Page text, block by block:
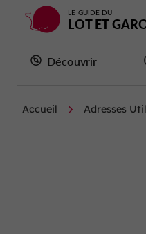
LE GUIDE DU
LOT ET
Découvrir
Accueil Adresses